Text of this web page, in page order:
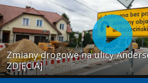
Zmiany drogowe na ulicy
ZDJĘCIA]